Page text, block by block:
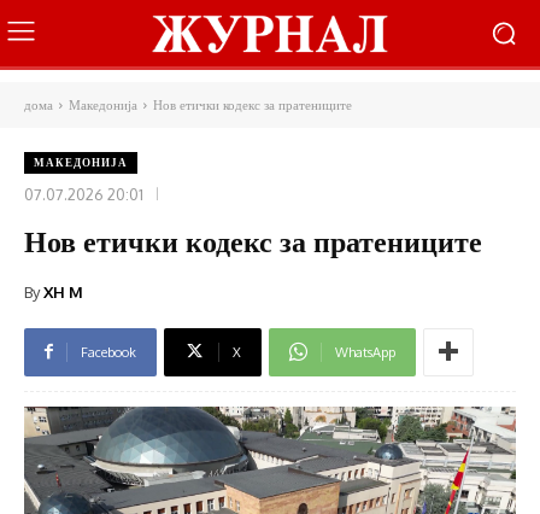
дома Македонија Нов етички кодекс за пратениците
МАКЕДОНИЈА
07.07.2026 20:01
Нов етички кодекс за пратениците
ByXH M
Facebook X WhatsApp